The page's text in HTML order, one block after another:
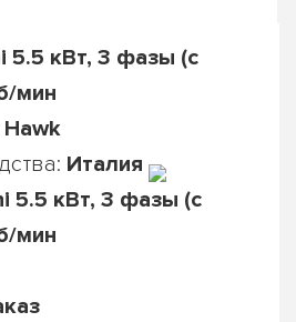
5.5 кВт, 3 фазы (с
мин
Hawk
Италия
5.5 кВт, 3 фазы (с
мин